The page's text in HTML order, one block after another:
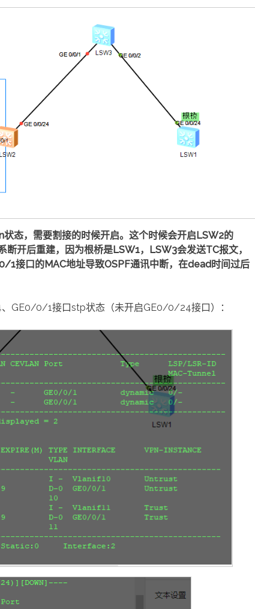
态，需要割接的时候开启。这个时候会开启LSW2的
开后重建，因为根桥是LSW1，LSW3会发送TC报文，
1接口的MAC地址导致OSPF通讯中断，在dead时间过后
GE0/0/1接口stp状态（未开启GE0/0/24接口）：